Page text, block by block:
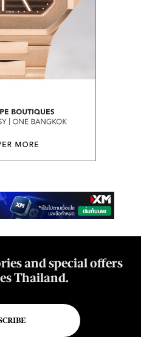
and special offers
Thailand.